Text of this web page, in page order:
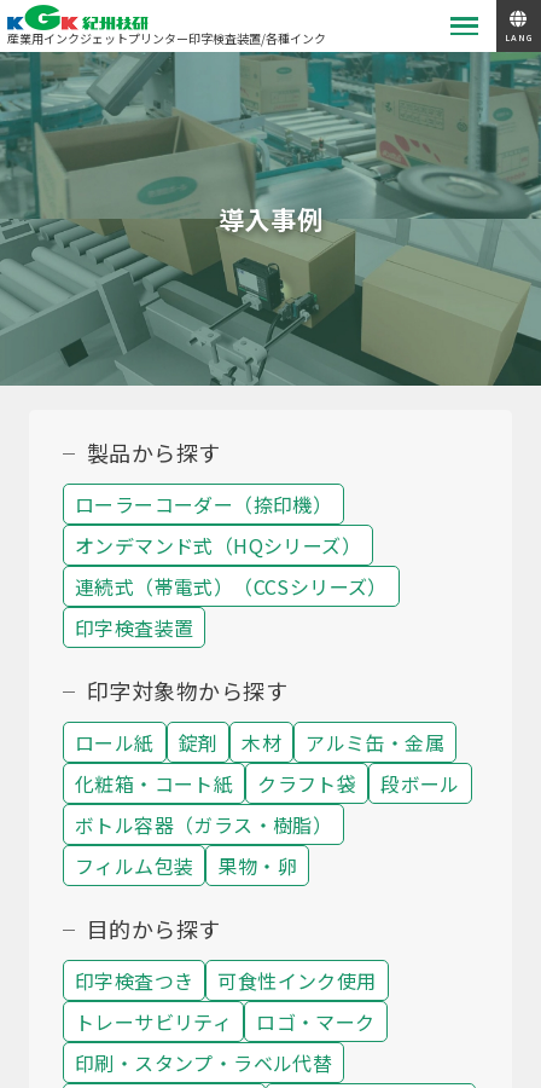
産業用インクジェットプリンター印字検査装置/各種インク LANG
導入事例
製品から探す
ローラーコーダー（捺印機）
オンデマンド式（HQシリーズ）
連続式（帯電式）（CCSシリーズ）
印字検査装置
印字対象物から探す
ロール紙 錠剤 木材
アルミ缶・金属
化粧箱・コート紙
クラフト袋
段ボール
ボトル容器（ガラス・樹脂）
フィルム包装
果物・卵
目的から探す
印字検査つき
可食性インク使用
トレーサビリティ
ロゴ・マーク
印刷・スタンプ・ラベル代替